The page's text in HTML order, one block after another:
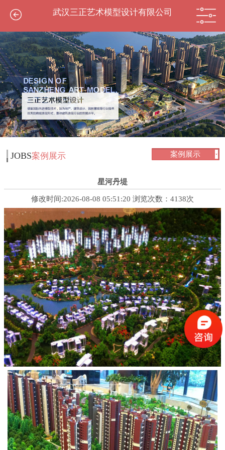
武汉三正艺术模型设计有限公司
案例展示
JOBS案例展示
星河丹堤
修改时间:2026-08-08 05:51:20 浏览次数：4138次